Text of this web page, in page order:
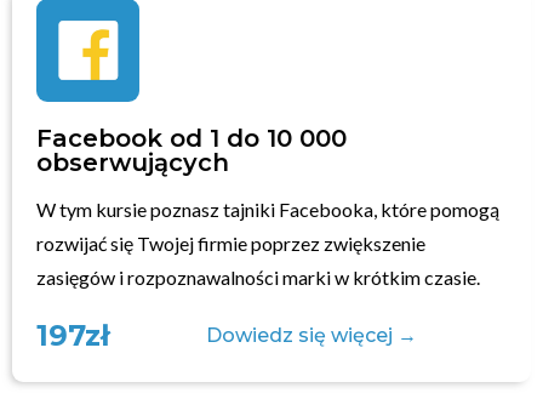
Facebook od 1 do 10 000
obserwujących
W tym kursie poznasz tajniki Facebooka, które pomogą
rozwijać się Twojej firmie poprzez zwiększenie
zasięgów i rozpoznawalności marki w krótkim czasie.
197zł Dowiedz się więcej →